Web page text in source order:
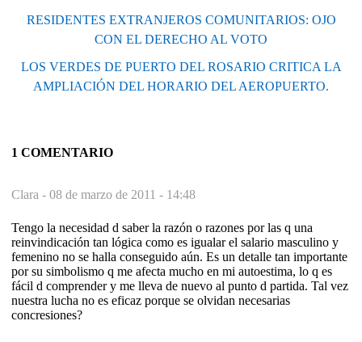
RESIDENTES EXTRANJEROS COMUNITARIOS: OJO
CON EL DERECHO AL VOTO
LOS VERDES DE PUERTO DEL ROSARIO CRITICA LA
AMPLIACIÓN DEL HORARIO DEL AEROPUERTO.
1 COMENTARIO
Clara - 08 de marzo de 2011 - 14:48
Tengo la necesidad d saber la razón o razones por las q una
reinvindicación tan lógica como es igualar el salario masculino y
femenino no se halla conseguido aún. Es un detalle tan importante
por su simbolismo q me afecta mucho en mi autoestima, lo q es
fácil d comprender y me lleva de nuevo al punto d partida. Tal vez
nuestra lucha no es eficaz porque se olvidan necesarias
concresiones?